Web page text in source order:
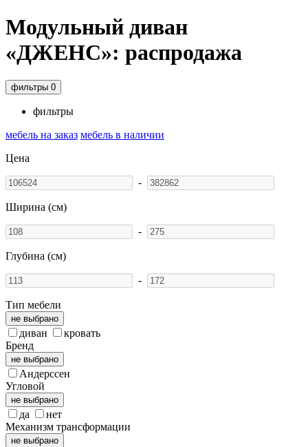
Модульный диван
«ДЖЕНС»: распродажа
фильтры 0
фильтры
мебель на заказ мебель в наличии
Цена
-
Ширина (см)
-
Глубина (см)
-
Тип мебели
не выбрано
диван
кровать
Бренд
не выбрано
Андерссен
Угловой
не выбрано
да
нет
Механизм трансформации
не выбрано